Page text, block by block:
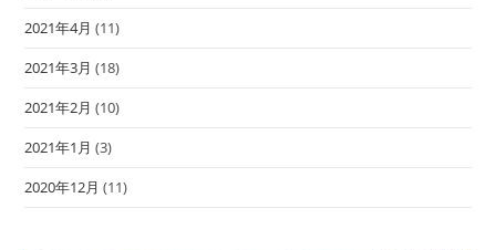
2021年4月 (11)
2021年3月 (18)
2021年2月 (10)
2021年1月 (3)
2020年12月 (11)